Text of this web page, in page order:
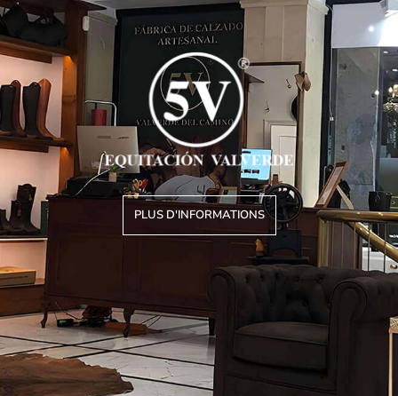
PLUS D'INFORMATIONS